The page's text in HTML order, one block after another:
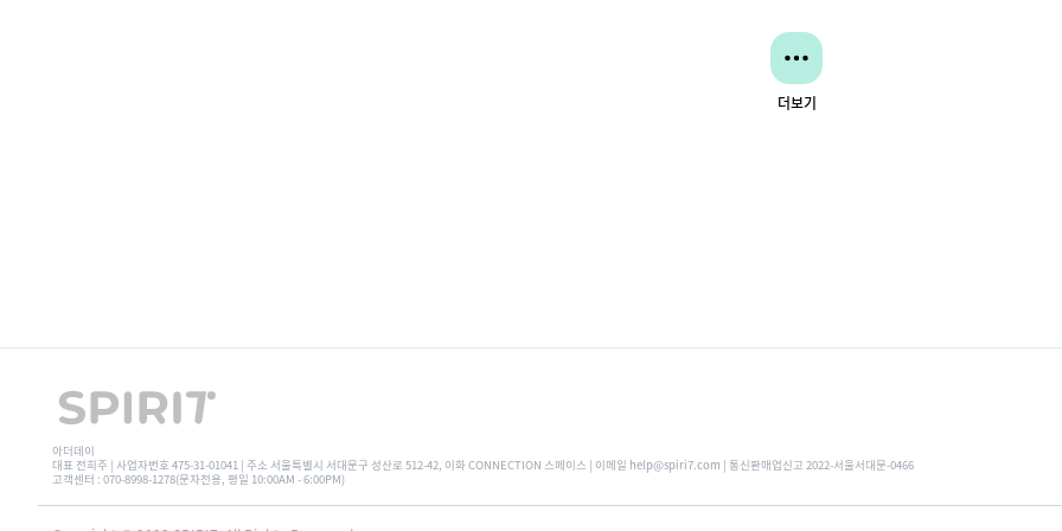
더보기
아더데이
대표 전희주 | 사업자번호 475-31-01041 | 주소 서울특별시 서대문구 성산로 512-42, 이화 CONNECTION 스페이스 | 이메일 help@spiri7.com | 통신판매업신고 2022-서울서대문-0466
고객센터 : 070-8998-1278(문자전용, 평일 10:00AM - 6:00PM)